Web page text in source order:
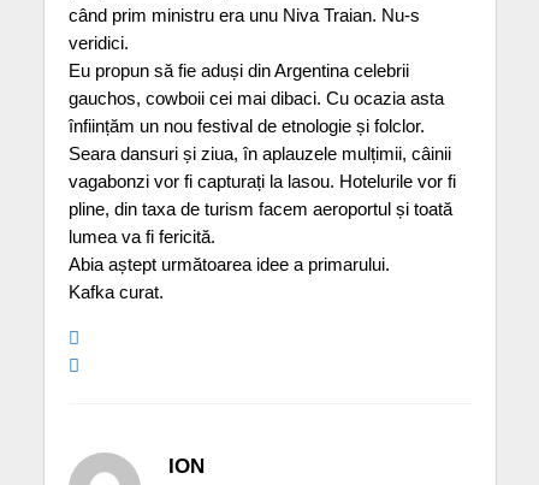
când prim ministru era unu Niva Traian. Nu-s
veridici.
Eu propun să fie aduși din Argentina celebrii
gauchos, cowboii cei mai dibaci. Cu ocazia asta
înființăm un nou festival de etnologie și folclor.
Seara dansuri și ziua, în aplauzele mulțimii, câinii
vagabonzi vor fi capturați la lasou. Hotelurile vor fi
pline, din taxa de turism facem aeroportul și toată
lumea va fi fericită.
Abia aștept următoarea idee a primarului.
Kafka curat.
ION